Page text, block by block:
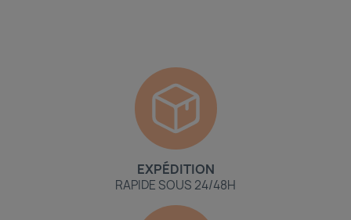
EXPÉDITION
RAPIDE SOUS 24/48H